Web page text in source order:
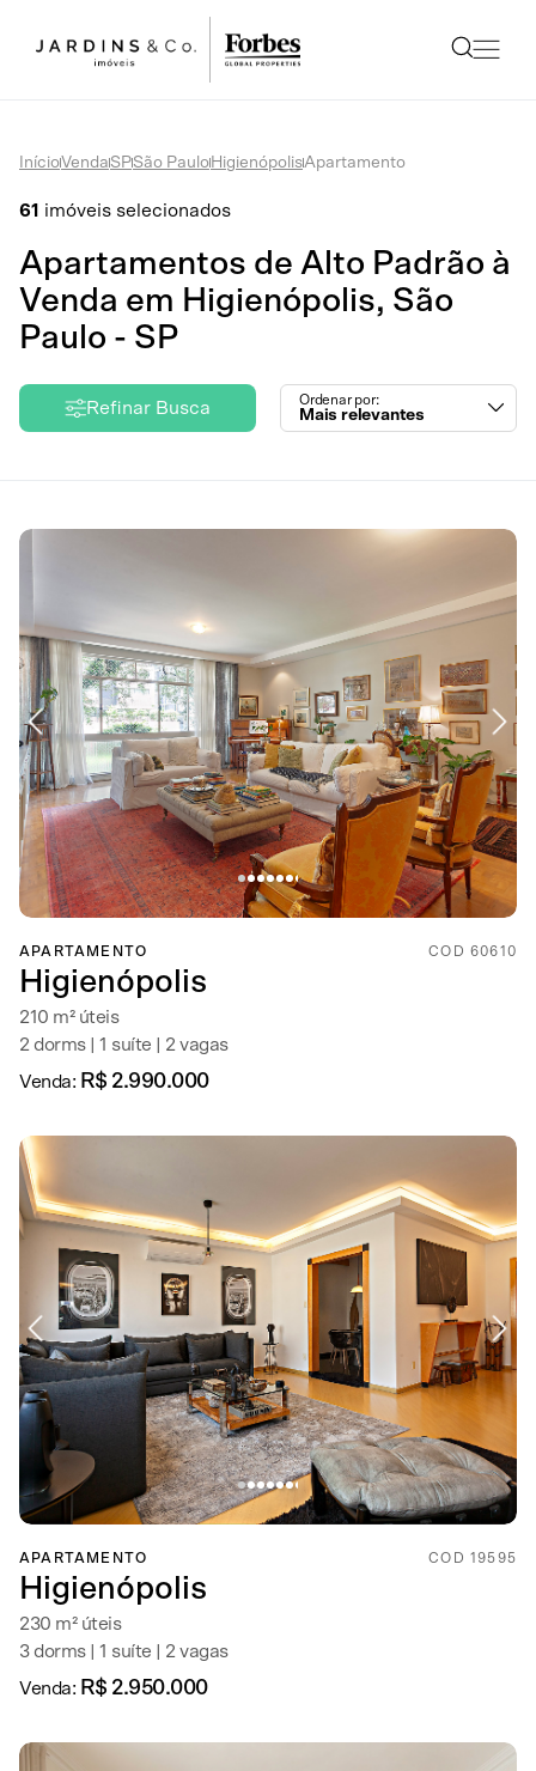
InícioVenda SPSão Paulo HigienópolisApartamento
61 imóveis selecionados
Apartamentos de Alto Padrão à
Venda em Higienópolis, São
Paulo - SP
Refinar Busca Ordenar por:
Mais relevantes
APARTAMENTO COD 60610
Higienópolis
210 m² úteis
2 dorms | 1 suíte | 2 vagas
Venda: R$ 2.990.000
APARTAMENTO COD 19595
Higienópolis
230 m² úteis
3 dorms | 1 suíte | 2 vagas
Venda: R$ 2.950.000